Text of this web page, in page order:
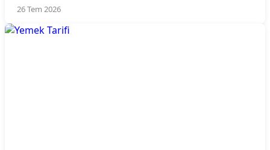
26 Tem 2026